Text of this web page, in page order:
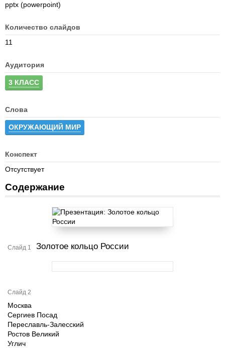
pptx (powerpoint)
Количество слайдов
11
Аудитория
3 КЛАСС
Слова
ОКРУЖАЮЩИЙ МИР
Конспект
Отсутствует
Содержание
Слайд 1 Золотое кольцо России
Слайд 2
Москва
Сергиев Посад
Переславль-Залесский
Ростов Великий
Углич